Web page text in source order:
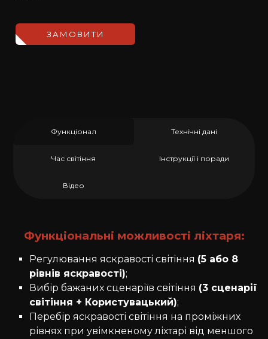
ЗАМОВИТИ
Функціонал Технічні дані
Час світіння Інструкції і поради
Відео
Функціональні можливості ліхтаря:
Регулювання яскравості світіння (5 або 8
рівнів яскравості);
Вибір бажаних сценаріїв світіння (3 сценарії
світіння + Користувацький);
Перебір яскравості світіння на проміжних
рівнях при увімкненому ліхтарі від меншого